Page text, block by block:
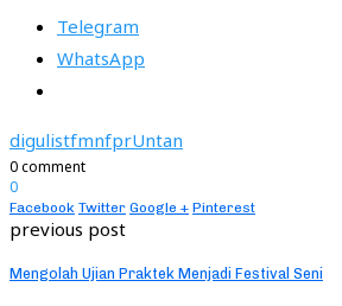
Telegram
WhatsApp
digulistfmnfprUntan
0 comment
0
Facebook Twitter Google + Pinterest
previous post
Mengolah Ujian Praktek Menjadi Festival Seni